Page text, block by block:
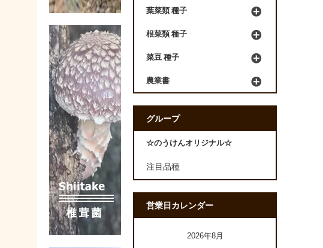
葉菜類 種子
根菜類 種子
菜豆 種子
農業書
グループ
☆のうけんオリジナル☆
注目品種
営業日カレンダー
2026年8月